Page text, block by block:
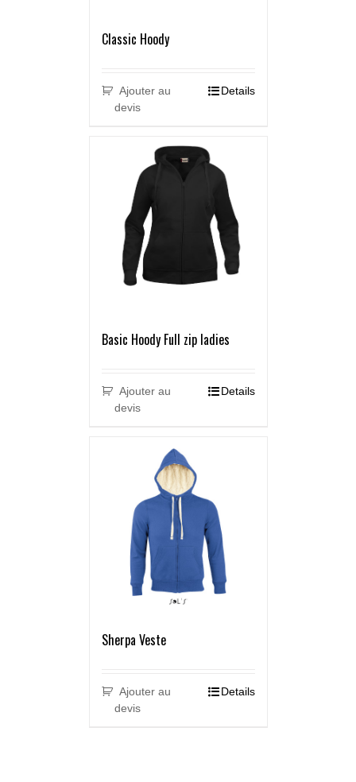
Classic Hoody
Ajouter au
devis
Details
Basic Hoody Full zip ladies
Ajouter au
devis
Details
Sherpa Veste
Ajouter au
devis
Details